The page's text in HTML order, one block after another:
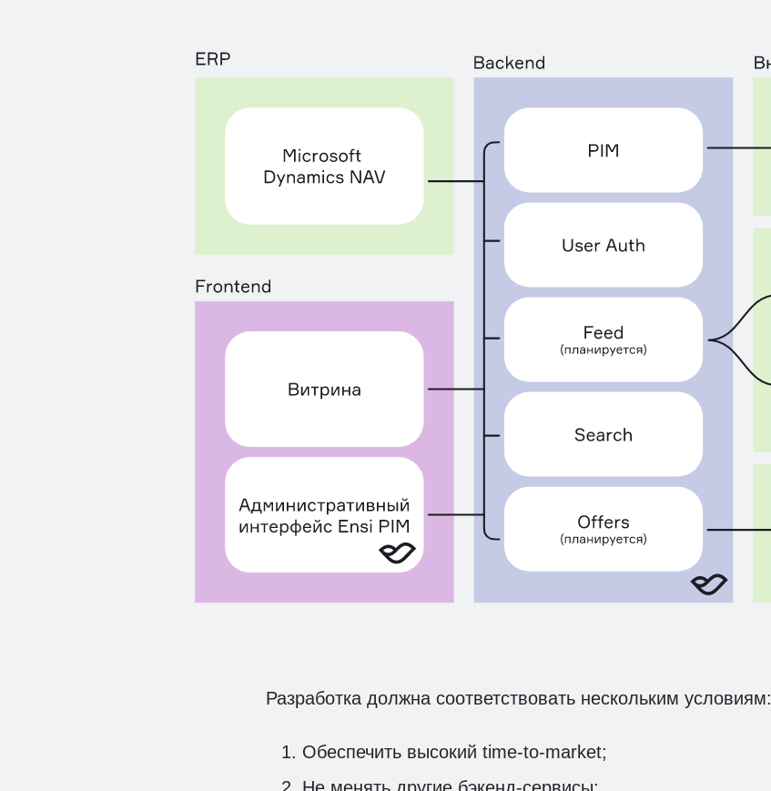
Разработка должна соответствовать нескольким условиям:
Обеспечить высокий time-to-market;